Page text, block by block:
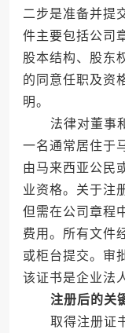
二步是准备并提
件主要包括公司
股本结构、股东
的同意任职及资
明。
法律对董事和
一名通常居住于
由马来西亚公民
业资格。关于注
但需在公司章程
费用。所有文件
或柜台提交。审
该证书是企业法
注册后的关
取得注册证书